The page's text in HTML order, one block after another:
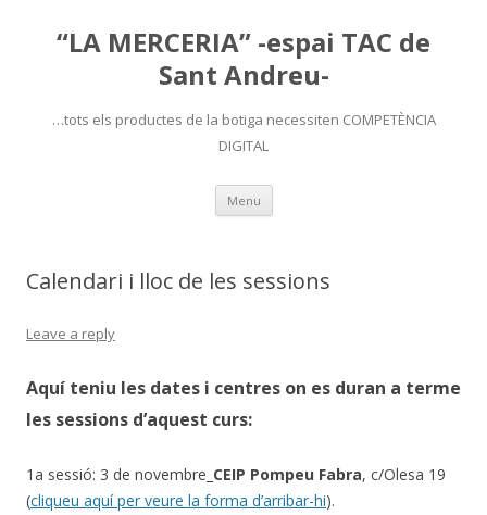
“LA MERCERIA” -espai TAC de
Sant Andreu-
…tots els productes de la botiga necessiten COMPETÈNCIA
DIGITAL
Menu Skip
content
Calendari i lloc de les sessions
Leave a reply
Aquí teniu les dates i centres on es duran a terme
les sessions d’aquest curs:
1a sessió: 3 de novembre_ CEIP Pompeu Fabra, c/Olesa 19
(cliqueu aquí per veure la forma d’arribar-hi).